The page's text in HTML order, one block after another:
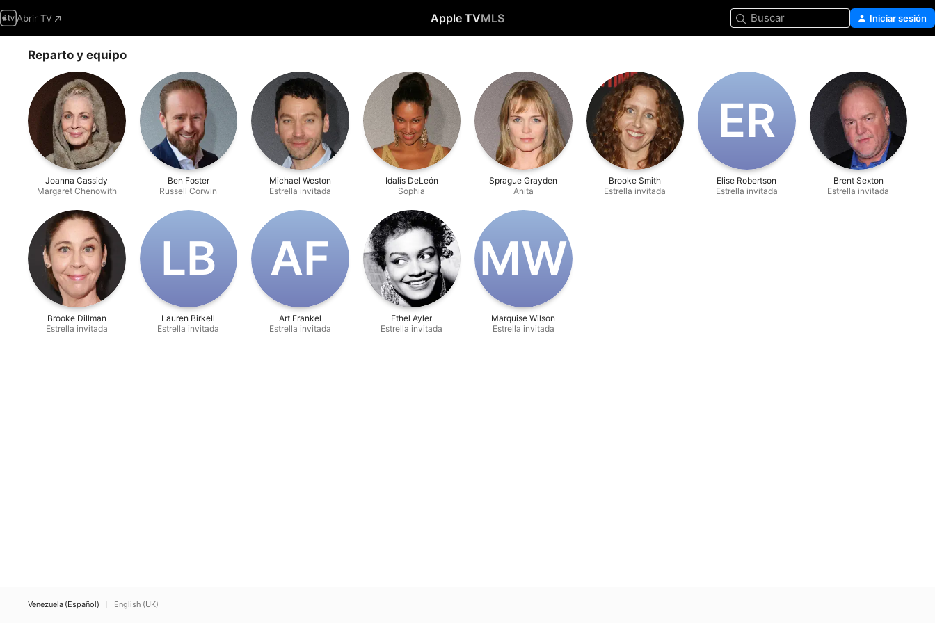
Abrir TV Apple TVMLS Buscar Iniciar sesión
Reparto y equipo
Joanna Cassidy
Margaret Chenowith
Ben Foster
Russell Corwin
Michael Weston
Estrella invitada
Idalis DeLeón
Sophia
Sprague Grayden
Anita
Brooke Smith
Estrella invitada
E‌R
Elise Robertson
Estrella invitada
Brent Sexton
Estrella invitada
Brooke Dillman
Estrella invitada
L‌B
Lauren Birkell
Estrella invitada
A‌F
Art Frankel
Estrella invitada
Ethel Ayler
Estrella invitada
M‌W
Marquise Wilson
Estrella invitada
Venezuela (Español) English (UK)